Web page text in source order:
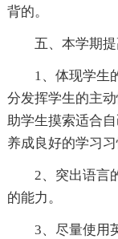
背的。
五、本学期
1、体现学生
分发挥学生的主
助学生摸索适合
养成良好的学习
2、突出语言
的能力。
3、尽量使用